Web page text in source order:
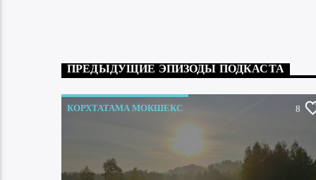
ПРЕДЫДУЩИЕ ЭПИЗОДЫ ПОДКАСТА
КОРХТАТАМА МОКШЕКС 8